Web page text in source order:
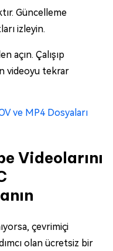
Güncelleme
izleyin.
açın. Çalışıp
videoyu tekrar
ve MP4 Dosyaları
Videolarını
çevrimiçi
olan ücretsiz bir